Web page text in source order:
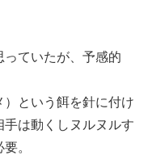
っていたが、予感的
という餌を針に付け
は動くしヌルヌルす
。